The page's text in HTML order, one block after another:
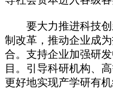
要大力推进科技创
制改革，推动企业成
合。支持企业加强研
目。引导科研机构、
更好地实现产学研有